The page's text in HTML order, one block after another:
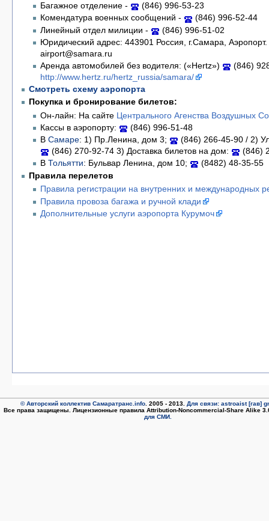
Багажное отделение -
(846) 996-53-23
Комендатура военных сообщений -
(846) 996-52-44
Линейный отдел милиции -
(846) 996-51-02
Юридический адрес: 443901 Россия, г.Самара,
airport@samara.ru
Аренда автомобилей без водителя: («Hertz»)
(846)
http://www.hertz.ru/hertz_russia/samara/
Смотреть схему аэропорта
Покупка и бронирование билетов:
Он-лайн: На сайте Центрального Агенства Воздушных
Кассы в аэропорту:
(846) 996-51-48
ВСамаре: 1) Пр.Ленина, дом 3;
(846) 266-45-90 / 2)
(846) 270-92-74 3) Доставка билетов на дом:
(846)
ВТольятти: Бульвар Ленина, дом 10;
(8482) 48-35-55
Правила перелетов
Правила регистрации на внутренних и международных
Правила провоза багажа и ручной клади
Дополнительные услуги аэропорта Курумоч
© Авторский коллектив Самаратранс.info . 2005 - 2013. Для связи: astroaist [гав]
Все права защищены. Лицензионные правила Attribution-Noncommercial-Share Alike
для СМИ.